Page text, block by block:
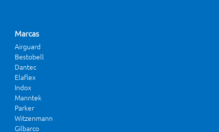
Marcas
Airguard
Bestobell
Dantec
Elaflex
Indox
Manntek
Parker
Witzenmann
Gilbarco